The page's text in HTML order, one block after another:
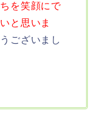
を笑顔にで
と思いま
ございまし